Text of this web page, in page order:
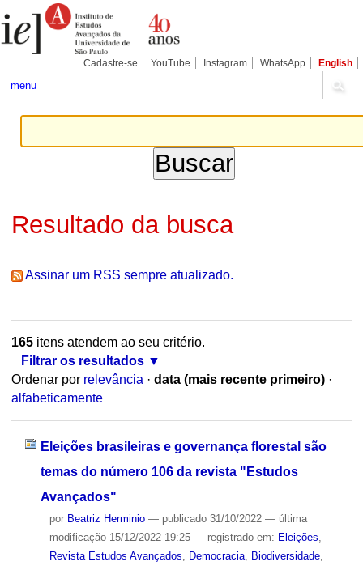
para
conteúdo.
Pessoais
Cadastre-se YouTube Instagram WhatsApp English
menu
Resultado da busca
Assinar um RSS sempre atualizado.
165itens atendem ao seu critério.
Filtrar os resultados
Ordenar por relevância · data (mais recente primeiro) ·
alfabeticamente
Eleições brasileiras e governança florestal são
temas do número 106 da revista "Estudos
Avançados"
por Beatriz Herminio — publicado31/10/2022 — última
modificação15/12/2022 19:25 — registrado em: Eleições
Revista Estudos Avançados
Democracia, Biodiversidade,